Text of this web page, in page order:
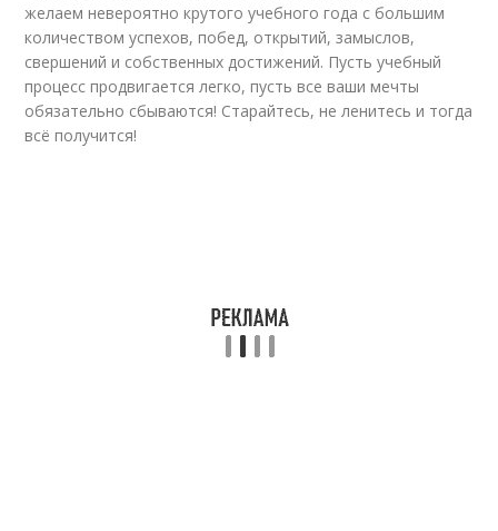
желаем невероятно крутого учебного года с большим
количеством успехов, побед, открытий, замыслов,
свершений и собственных достижений. Пусть учебный
процесс продвигается легко, пусть все ваши мечты
обязательно сбываются! Старайтесь, не ленитесь и тогда
всё получится!